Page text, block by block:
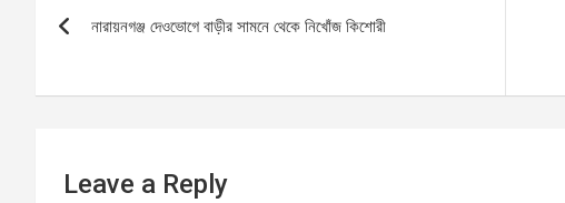
o
k
A
p
g
navigation
নারায়নগঞ্জ দেওভোগে বাড়ীর সামনে থেকে নিখোঁজ কিশোরী
Leave a Reply